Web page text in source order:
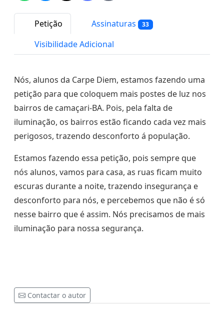
Petição Assinaturas 33
Visibilidade Adicional
Nós, alunos da Carpe Diem, estamos fazendo uma
petição para que coloquem mais postes de luz nos
bairros de camaçari-BA. Pois, pela falta de
iluminação, os bairros estão ficando cada vez mais
perigosos, trazendo desconforto á população.
Estamos fazendo essa petição, pois sempre que
nós alunos, vamos para casa, as ruas ficam muito
escuras durante a noite, trazendo insegurança e
desconforto para nós, e percebemos que não é só
nesse bairro que é assim. Nós precisamos de mais
iluminação para nossa segurança.
Contactar o autor